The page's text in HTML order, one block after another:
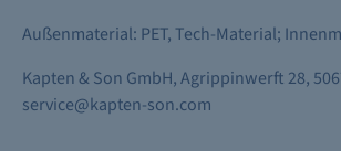
Außenmaterial: PET, Tech-Material;
Kapten & Son GmbH, Agrippinwerft 28,
service@kapten-son.com